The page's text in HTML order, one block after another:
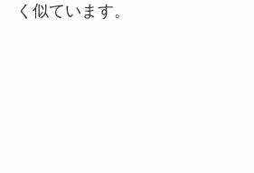
く似ています。